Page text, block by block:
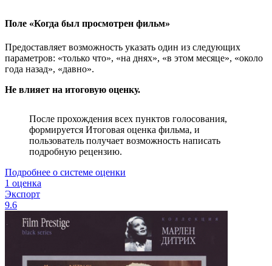
Поле «Когда был просмотрен фильм»
Предоставляет возможность указать один из следующих
параметров: «только что», «на днях», «в этом месяце», «около
года назад», «давно».
Не влияет на итоговую оценку.
После прохождения всех пунктов голосования,
формируется Итоговая оценка фильма, и
пользователь получает возможность написать
подробную рецензию.
Подробнее о системе оценки
1 оценка
Экспорт
9.6